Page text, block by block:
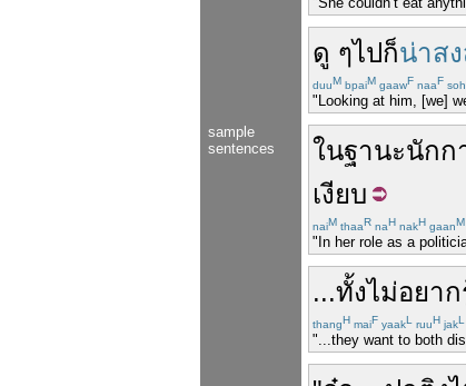
sample
sentences
ดู ๆไปก็น่าส
duuM bpaiM gaawF naaF
"Looking at him, [we]
ในฐานะนักก
เงียบ
naiM thaaR naH nakH gaanM
"In her role as a
...ทั้งไม่อยาก
thangH maiF yaakL ruuH jakL
"...they want to both